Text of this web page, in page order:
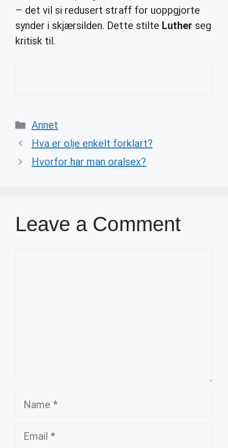
– det vil si redusert straff for uoppgjorte
synder i skjærsilden. Dette stilte Luther seg
kritisk til.
Categories
Annet
Hva er olje enkelt forklart?
Hvorfor har man oralsex?
Leave a Comment
Name
Email